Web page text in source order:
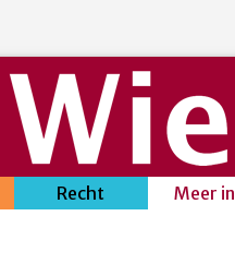
Recht Meer